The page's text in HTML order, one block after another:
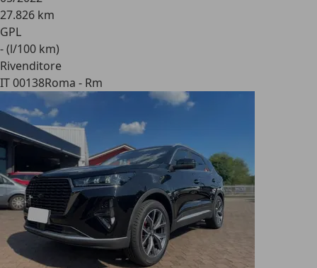
27.826 km
GPL
- (l/100 km)
Rivenditore
IT 00138Roma - Rm